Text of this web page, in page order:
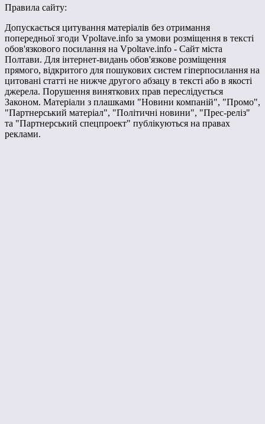
Правила сайту:
Допускається цитування матеріалів без отримання
попередньої згоди Vpoltave.info за умови розміщення в тексті
обов'язкового посилання на Vpoltave.info - Сайт міста
Полтави. Для інтернет-видань обов'язкове розміщення
прямого, відкритого для пошукових систем гіперпосилання на
цитовані статті не нижче другого абзацу в тексті або в якості
джерела. Порушення виняткових прав переслідується
Законом. Матеріали з плашками "Новини компаній", "Промо",
"Партнерський матеріал", "Політичні новини", "Прес-реліз"
та "Партнерський спецпроект" публікуються на правах
реклами.